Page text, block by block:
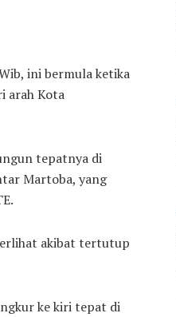
ini bermula ketika
arah Kota
tepatnya di
Martoba, yang
akibat tertutup
ke kiri tepat di